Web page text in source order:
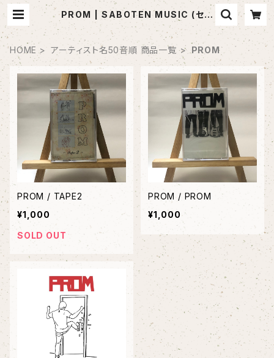
PROM | SABOTEN MUSIC (セレ
クトCDショップ)
HOME アーティスト名50音順 商品一覧 PROM
PROM / TAPE2
¥1,000
SOLD OUT
PROM / PROM
¥1,000